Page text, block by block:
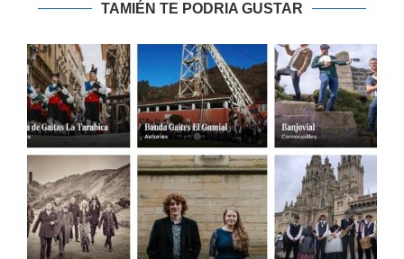
TAMIÉN TE PODRIA GUSTAR